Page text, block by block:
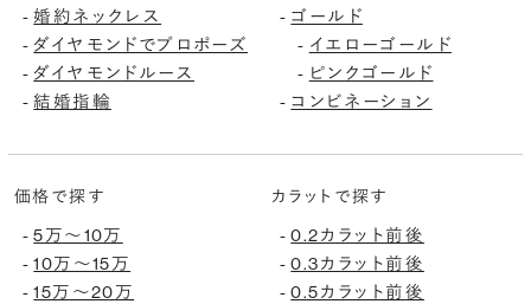
-婚約ネックレス
-ダイヤモンドでプロポーズ
-ダイヤモンドルース
-結婚指輪
- ゴールド
- イエローゴールド
- ピンクゴールド
- コンビネーション
価格で探す
-5万〜10万
-10万〜15万
-15万〜20万
カラットで探す
-0.2カラット前後
-0.3カラット前後
-0.5カラット前後